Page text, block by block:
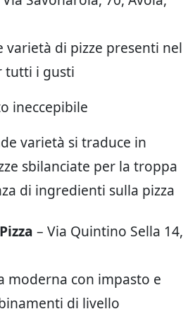
varietà di pizze presenti nel
tutti i gusti
ineccepibile
varietà si traduce in
sbilanciate per la troppa
di ingredienti sulla pizza
– Via Quintino Sella 14,
moderna con impasto e
di livello